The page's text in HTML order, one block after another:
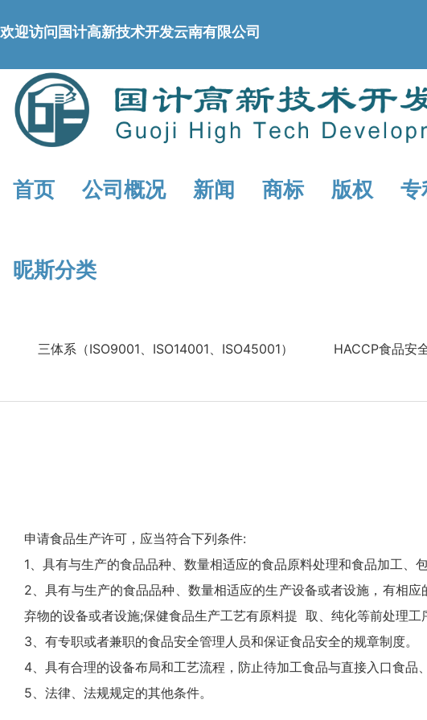
欢迎访问国计高新技术开发云南有限公司
首页 公司概况 新闻 商标 版权 专
昵斯分类
三体系（ISO9001、ISO14001、ISO45001） HACCP食品安
申请食品生产许可，应当符合下列条件:
1、具有与生产的食品品种、数量相适应的食品原料处理和食品加工、
2、具有与生产的食品品种、数量相适应的生产设备或者设施，有相
弃物的设备或者设施;保健食品生产工艺有原料提 取、纯化等前处理
3、有专职或者兼职的食品安全管理人员和保证食品安全的规章制度。
4、具有合理的设备布局和工艺流程，防止待加工食品与直接入口食品
5、法律、法规规定的其他条件。